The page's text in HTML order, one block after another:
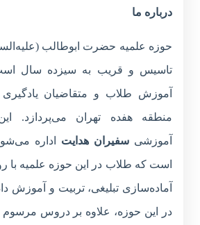
درباره ما
تاسیس و قریب به سیزده سال
آموزش طلاب و متقاضیان
منطقه هفده تهران می‌پردازد.
آموزشیسفیران هدایت اداره
است که طلاب در این حوزه علمیه با
آماده‌سازی تبلیغی، تربیت و آموزش
در این حوزه، علاوه بر دروس مرسوم